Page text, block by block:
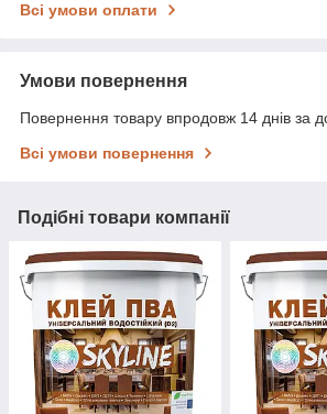
Всі умови оплати
Умови повернення
Повернення товару впродовж 14 днів за
Всі умови повернення
Подібні товари компанії